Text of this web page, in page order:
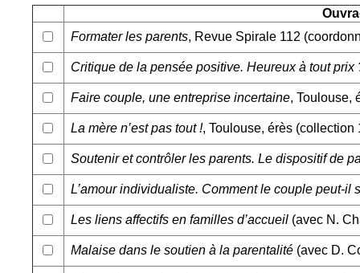
Formater les parents, Revue Spirale 112
Critique de la pensée positive. Heureux à tout prix
Faire couple, une entreprise incertaine, Toulouse,
La mère n’est pas tout !, Toulouse, érès (collection
Soutenir et contrôler les parents. Le dispositif de
L’amour individualiste. Comment le couple peut-il
Les liens affectifs en familles d’accueil (avec N.
Malaise dans le soutien à la parentalité (avec D.